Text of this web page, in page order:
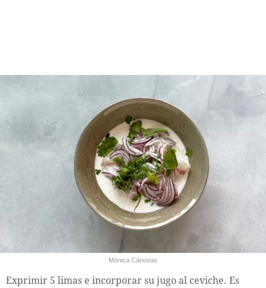
Mónica Cánovas
Exprimir 5 limas e incorporar su jugo al ceviche. Es